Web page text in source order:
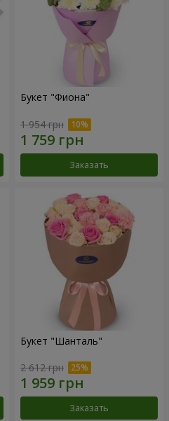
Букет "Фиона"
1 954 грн
Заказать
Букет "Шанталь"
2 612 грн
Заказать